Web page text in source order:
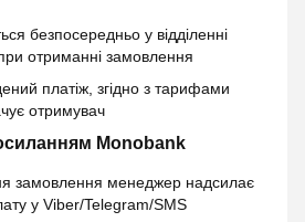
безпосередньо у відділенні
отриманні замовлення
платіж, згідно з тарифами
отримувач
Monobank
замовлення менеджер надсилає
у Viber/Telegram/SMS